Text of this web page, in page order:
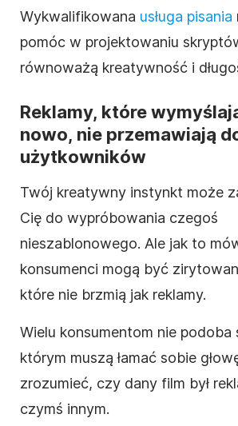
Wykwalifikowana usługa pisania
pomóc w projektowaniu
równoważą kreatywność i
Reklamy, które
nowo, nie przemawiają
użytkowników
Twój kreatywny instynkt może
Cię do wypróbowania czegoś
nieszablonowego. Ale jak to
konsumenci mogą być
które nie brzmią jak reklamy.
Wielu konsumentom nie podoba
którym muszą łamać sobie
zrozumieć, czy dany film był
czymś innym.